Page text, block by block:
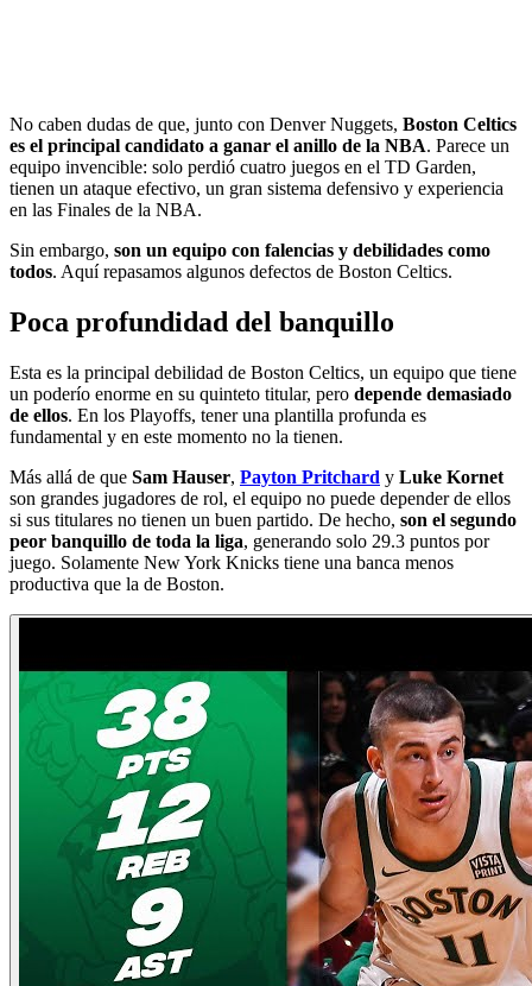
No caben dudas de que, junto con Denver Nuggets, Boston Celtics
es el principal candidato a ganar el anillo de la NBA. Parece un
equipo invencible: solo perdió cuatro juegos en el TD Garden,
tienen un ataque efectivo, un gran sistema defensivo y experiencia
en las Finales de la NBA.
Sin embargo, son un equipo con falencias y debilidades como
todos. Aquí repasamos algunos defectos de Boston Celtics.
Poca profundidad del banquillo
Esta es la principal debilidad de Boston Celtics, un equipo que tiene
un poderío enorme en su quinteto titular, pero depende demasiado
de ellos. En los Playoffs, tener una plantilla profunda es
fundamental y en este momento no la tienen.
Más allá de que Sam Hauser, Payton Pritchard y Luke Kornet
son grandes jugadores de rol, el equipo no puede depender de ellos
si sus titulares no tienen un buen partido. De hecho, son el segundo
peor banquillo de toda la liga, generando solo 29.3 puntos por
juego. Solamente New York Knicks tiene una banca menos
productiva que la de Boston.